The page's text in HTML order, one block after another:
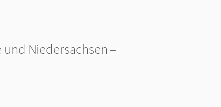
und Niedersachsen –